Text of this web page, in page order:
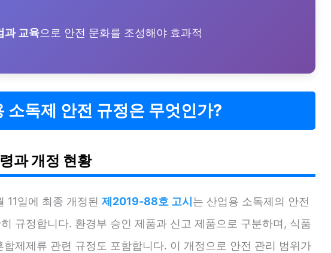
과 교육으로 안전 문화를 조성해야 효과적
소독제 안전 규정은 무엇인가?
과 개정 현황
11일에 최종 개정된 제2019-88호 고시는 산업용 소독제의 안전
규정합니다. 환경부 승인 제품과 신고 제품으로 구분하며, 식품
합제제류 관련 규정도 포함합니다. 이 개정으로 안전 관리 범위가